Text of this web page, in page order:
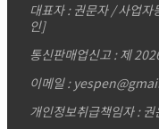
대표자 : 권문자 / 사업
인]
통신판매업신고 : 제
이메일 :
개인정보취급책임자 : 권